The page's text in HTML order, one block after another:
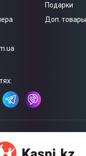
Подарки
Доп. товары